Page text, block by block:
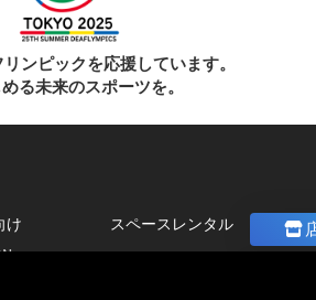
ンピックを応援しています。
る未来のスポーツを。
け
スペースレンタル